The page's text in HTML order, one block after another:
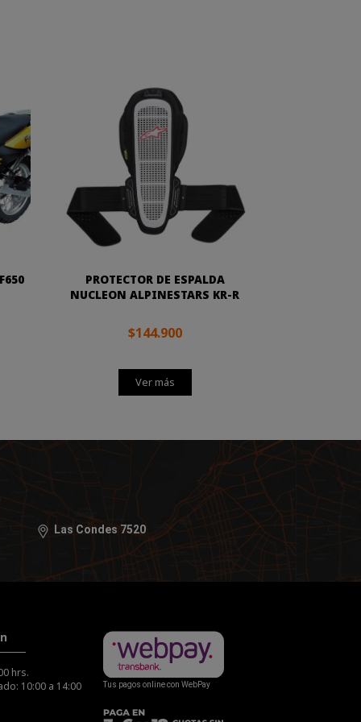
PROTECTOR DE ESPALDA
NUCLEON ALPINESTARS KR-R
$144.900
Ver más
Las Condes 7520
hrs.
10:00 a 14:00
Tus pagos online con WebPay